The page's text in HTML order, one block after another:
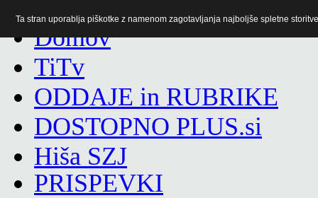
TiTv
ODDAJE in RUBRIKE
DOSTOPNO PLUS.si
Hiša SZJ
PRISPEVKI
Ta stran uporablja piškotke z namenom zagotavljanja najboljše spletne